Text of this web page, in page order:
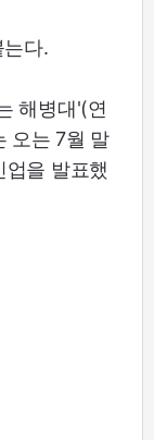
다.
해병대'(연
오는 7월 말
을 발표했